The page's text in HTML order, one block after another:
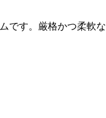
です。厳格かつ柔軟な